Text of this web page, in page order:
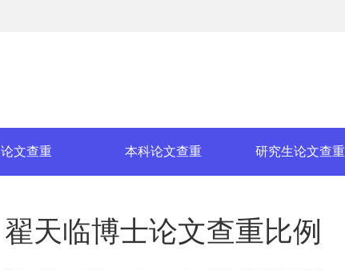
论文查重 本科论文查重 研究生论文查重
翟天临博士论文查重比例